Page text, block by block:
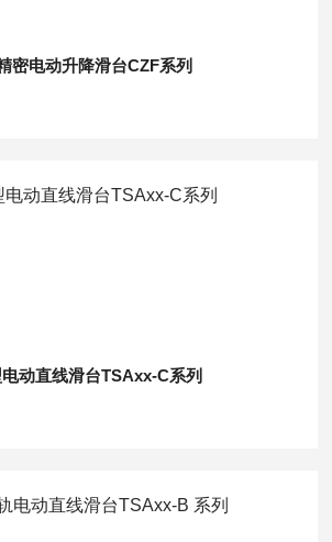
密电动升降滑台CZF系列
动直线滑台TSAxx-C系列